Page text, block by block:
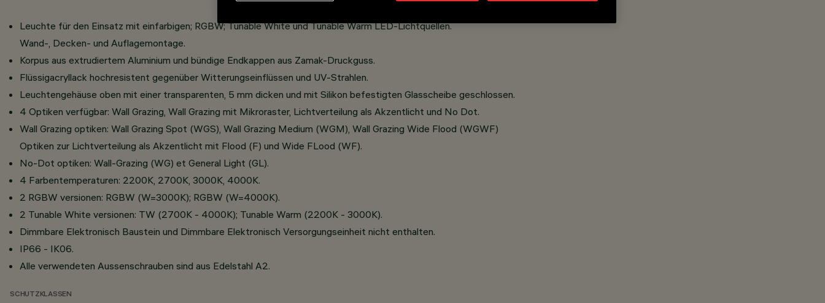
Leuchte für den Einsatz mit einfarbigen; RGBW; Tunable White und Tunable Warm LED-Lichtquellen.
Wand-, Decken- und Auflagemontage.
Korpus aus extrudiertem Aluminium und bündige Endkappen aus Zamak-Druckguss.
Flüssigacryllack hochresistent gegenüber Witterungseinflüssen und UV-Strahlen.
Leuchtengehäuse oben mit einer transparenten, 5 mm dicken und mit Silikon befestigten Glasscheibe geschlossen.
4 Optiken verfügbar: Wall Grazing, Wall Grazing mit Mikroraster, Lichtverteilung als Akzentlicht und No Dot.
Wall Grazing optiken: Wall Grazing Spot (WGS), Wall Grazing Medium (WGM), Wall Grazing Wide Flood (WGWF)
Optiken zur Lichtverteilung als Akzentlicht mit Flood (F) und Wide FLood (WF).
No-Dot optiken: Wall-Grazing (WG) et General Light (GL).
4 Farbentemperaturen: 2200K, 2700K, 3000K, 4000K.
2 RGBW versionen: RGBW (W=3000K); RGBW (W=4000K).
2 Tunable White versionen: TW (2700K - 4000K); Tunable Warm (2200K - 3000K).
Dimmbare Elektronisch Baustein und Dimmbare Elektronisch Versorgungseinheit nicht enthalten.
IP66 - IK06.
Alle verwendeten Aussenschrauben sind aus Edelstahl A2.
SCHUTZKLASSEN